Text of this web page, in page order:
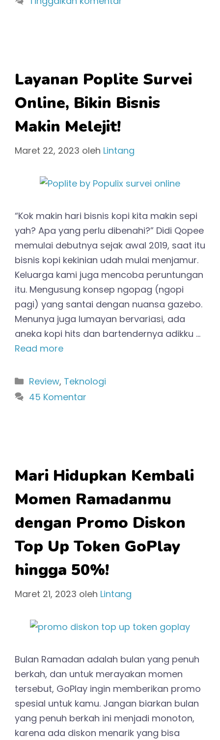
Layanan Poplite Survei
Online, Bikin Bisnis
Makin Melejit!
Maret 22, 2023 oleh Lintang
“Kok makin hari bisnis kopi kita makin sepi
yah? Apa yang perlu dibenahi?” Didi Qopee
memulai debutnya sejak awal 2019, saat itu
bisnis kopi kekinian udah mulai menjamur.
Keluarga kami juga mencoba peruntungan
itu. Mengusung konsep ngopag (ngopi
pagi) yang santai dengan nuansa gazebo.
Menunya juga lumayan bervariasi, ada
aneka kopi hits dan bartendernya adikku …
Read more
Kategori
Review, Teknologi
45 Komentar
Mari Hidupkan Kembali
Momen Ramadanmu
dengan Promo Diskon
Top Up Token GoPlay
hingga 50%!
Maret 21, 2023 oleh Lintang
Bulan Ramadan adalah bulan yang penuh
berkah, dan untuk merayakan momen
tersebut, GoPlay ingin memberikan promo
spesial untuk kamu. Jangan biarkan bulan
yang penuh berkah ini menjadi monoton,
karena ada diskon menarik yang bisa